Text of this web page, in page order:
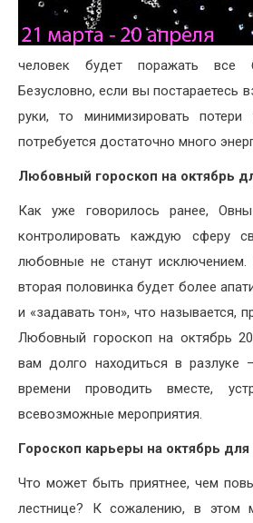
человек будет поражать все
Безусловно, если вы постараетесь
руки, то минимизировать
потребуется достаточно много
Любовный гороскоп на октябрь
Как уже говорилось ранее,
контролировать каждую сферу
любовные не станут
вторая половинка будет более
и «задавать тон», что называется,
Любовный гороскоп на октябрь
вам долго находиться в разлуке
времени проводить вместе,
всевозможные мероприятия.
Гороскоп карьеры на октябрь
Что может быть приятнее, чем
лестнице? К сожалению, в этом